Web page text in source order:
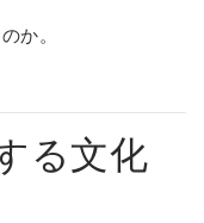
か。
る文化